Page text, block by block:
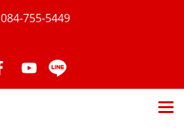
084-755-5449